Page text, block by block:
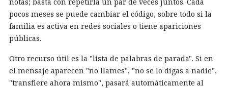
pocos meses se puede cambiar el código, sobre todo si la
familia es activa en redes sociales o tiene apariciones
públicas.
Otro recurso útil es la "lista de palabras de parada". Si en
el mensaje aparecen "no llames", "no se lo digas a nadie",
"transfiere ahora mismo", pasará automáticamente al